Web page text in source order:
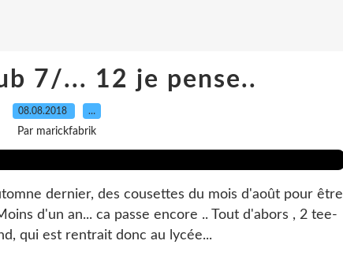
7/... 12 je pense..
08.08.2018 …
Par marickfabrik
dernier, des cousettes du mois d'août pour être
d'un an... ca passe encore .. Tout d'abors , 2 tee-
qui est rentrait donc au lycée...